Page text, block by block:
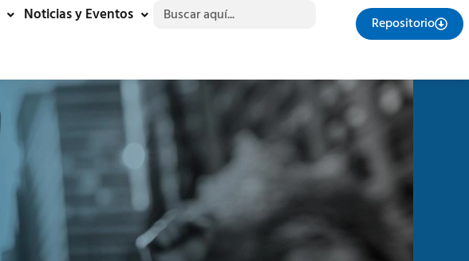
Noticias y Eventos Buscar:
Repositorio